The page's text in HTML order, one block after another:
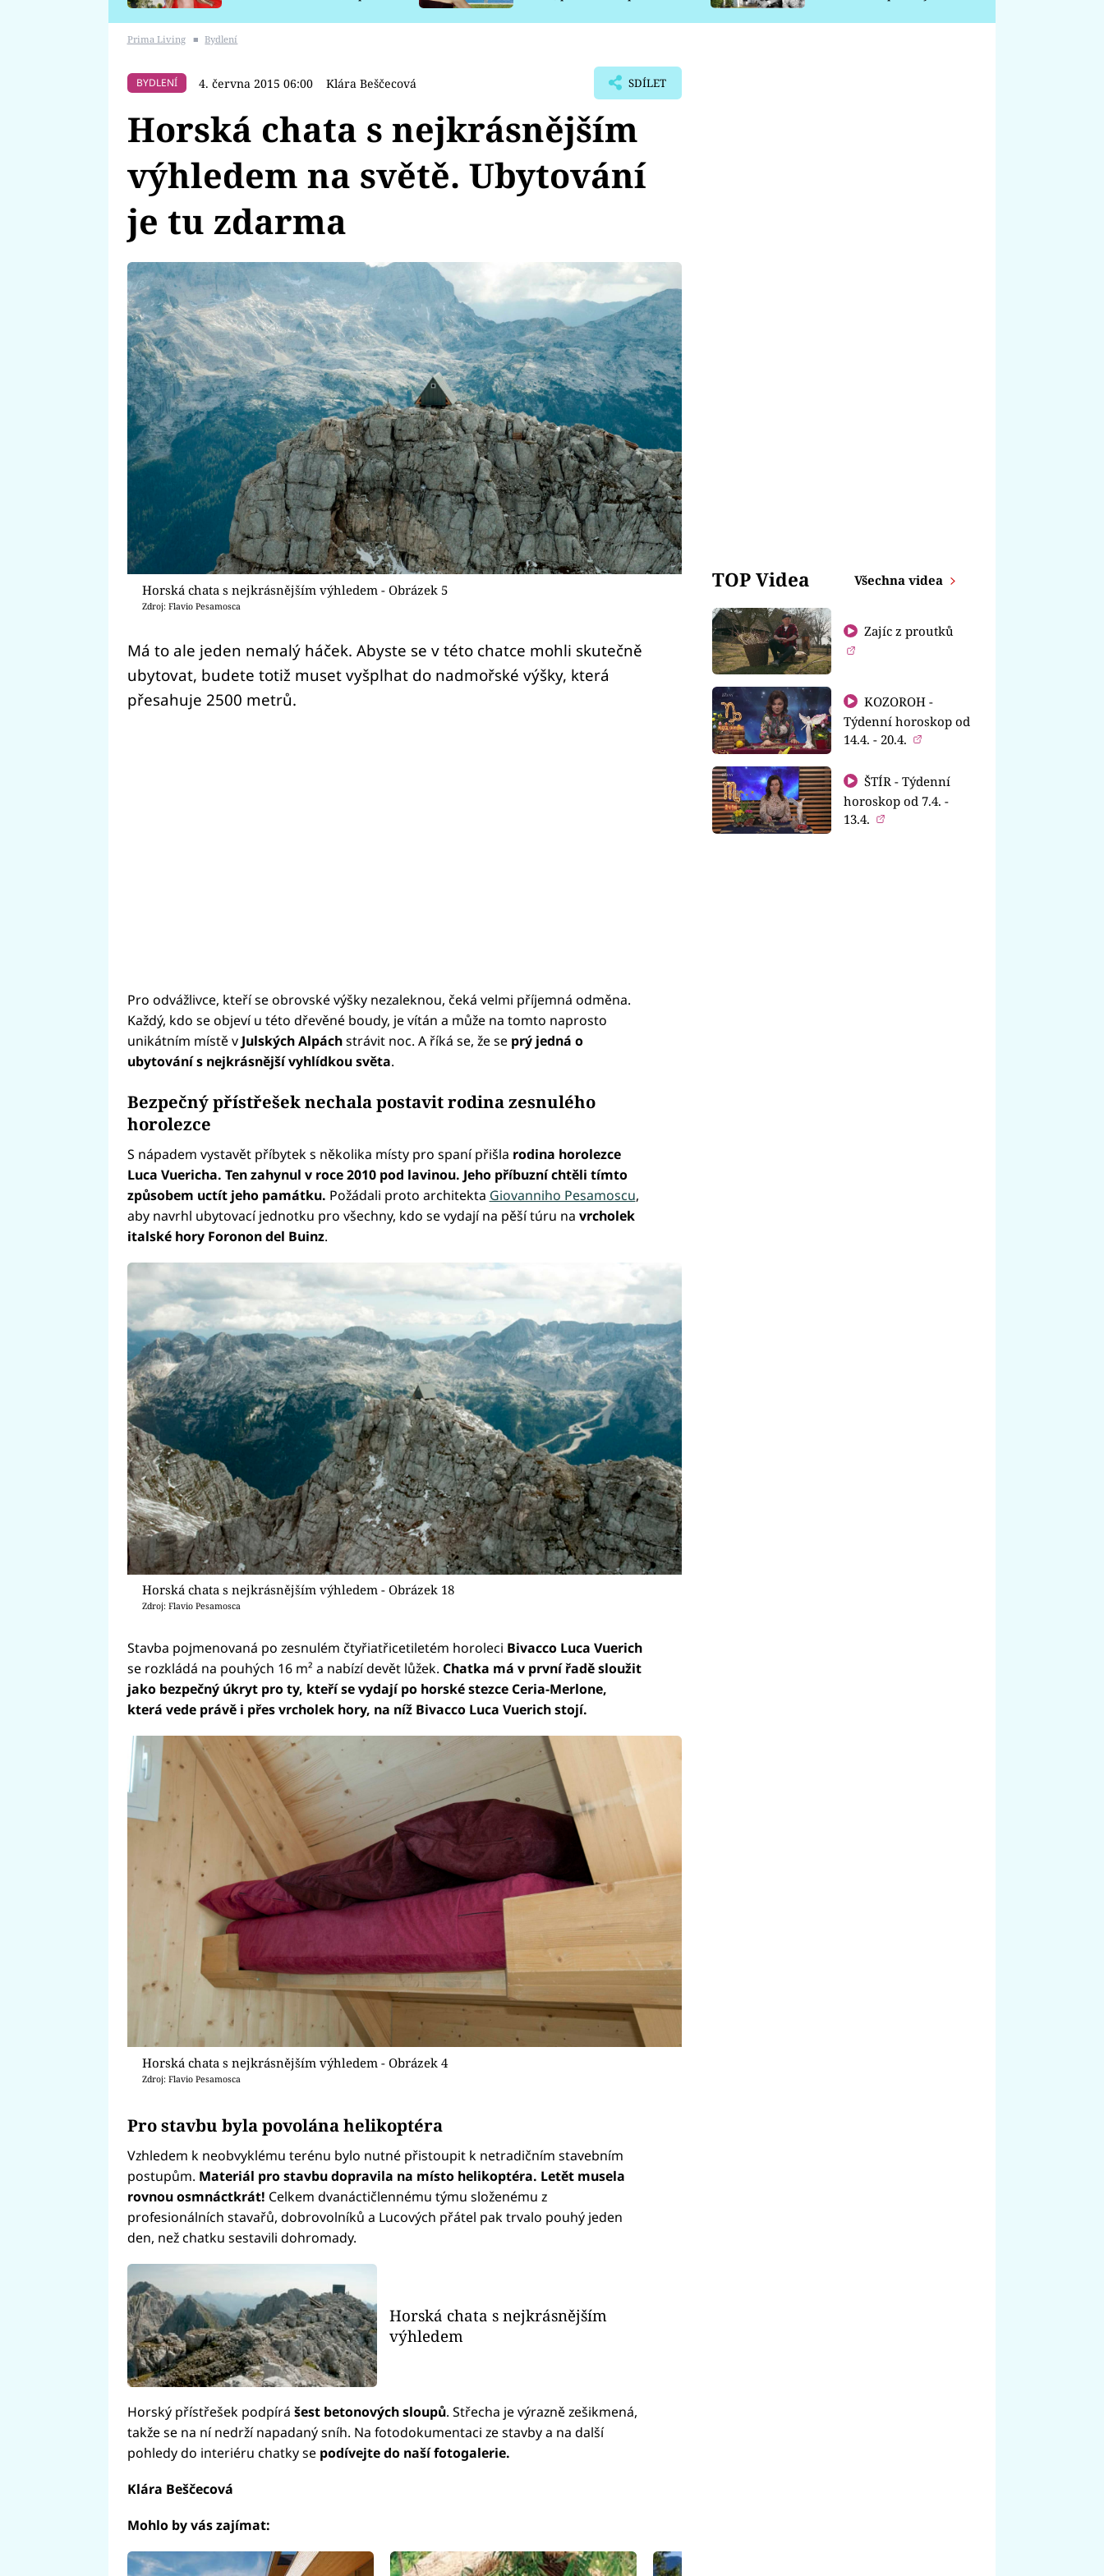
Prima Living ■ Bydlení
BYDLENÍ 4. června 2015 06:00 Klára Beščecová SDÍLET
Horská chata s nejkrásnějším
výhledem na světě. Ubytování
je tu zdarma
Horská chata s nejkrásnějším výhledem - Obrázek 5
Zdroj: Flavio Pesamosca
Má to ale jeden nemalý háček. Abyste se v této chatce mohli skutečně
ubytovat, budete totiž muset vyšplhat do nadmořské výšky, která
přesahuje 2500 metrů.
Pro odvážlivce, kteří se obrovské výšky nezaleknou, čeká velmi příjemná odměna.
Každý, kdo se objeví u této dřevěné boudy, je vítán a může na tomto naprosto
unikátním místě v Julských Alpáchstrávit noc. A říká se, že se prý jedná o
ubytování s nejkrásnější vyhlídkou světa.
Bezpečný přístřešek nechala postavit rodina zesnulého
horolezce
S nápadem vystavět příbytek s několika místy pro spaní přišla rodina horolezce
Luca Vuericha. Ten zahynul v roce 2010 pod lavinou. Jeho příbuzní chtěli tímto
způsobem uctít jeho památku. Požádali proto architekta Giovanniho Pesamoscu,
aby navrhl ubytovací jednotku pro všechny, kdo se vydají na pěší túru na vrcholek
italské hory Foronon del Buinz.
Horská chata s nejkrásnějším výhledem - Obrázek 18
Zdroj: Flavio Pesamosca
Stavba pojmenovaná po zesnulém čtyřiatřicetiletém horoleci Bivacco Luca Vuerich
se rozkládá na pouhých 16 m² a nabízí devět lůžek. Chatka má v první řadě sloužit
jako bezpečný úkryt pro ty, kteří se vydají po horské stezce Ceria-Merlone,
která vede právě i přes vrcholek hory, na níž Bivacco Luca Vuerich stojí.
Horská chata s nejkrásnějším výhledem - Obrázek 4
Zdroj: Flavio Pesamosca
Pro stavbu byla povolána helikoptéra
Vzhledem k neobvyklému terénu bylo nutné přistoupit k netradičním stavebním
postupům. Materiál pro stavbu dopravila na místo helikoptéra. Letět musela
rovnou osmnáctkrát! Celkem dvanáctičlennému týmu složenému z
profesionálních stavařů, dobrovolníků a Lucových přátel pak trvalo pouhý jeden
den, než chatku sestavili dohromady.
Horská chata s nejkrásnějším
výhledem
Horský přístřešek podpírá šest betonových sloupů. Střecha je výrazně zešikmená,
takže se na ní nedrží napadaný sníh. Na fotodokumentaci ze stavby a na další
pohledy do interiéru chatky se podívejte do naší fotogalerie.
Klára Beščecová
Mohlo by vás zajímat:
TOP Videa Všechna videa
Zajíc z proutků
KOZOROH -
Týdenní horoskop od
14.4. - 20.4.
ŠTÍR - Týdenní
horoskop od 7.4. -
13.4.